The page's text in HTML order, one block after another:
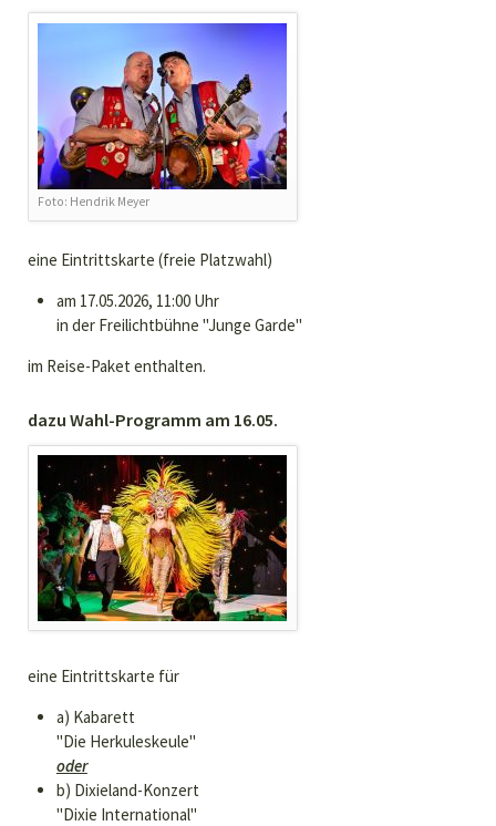
Foto: Hendrik Meyer
eine Eintrittskarte (freie Platzwahl)
am 17.05.2026, 11:00 Uhr
in der Freilichtbühne "Junge Garde"
im Reise-Paket enthalten.
dazu Wahl-Programm am 16.05.
eine Eintrittskarte für
a) Kabarett
"Die Herkuleskeule"
oder
b) Dixieland-Konzert
"Dixie International"